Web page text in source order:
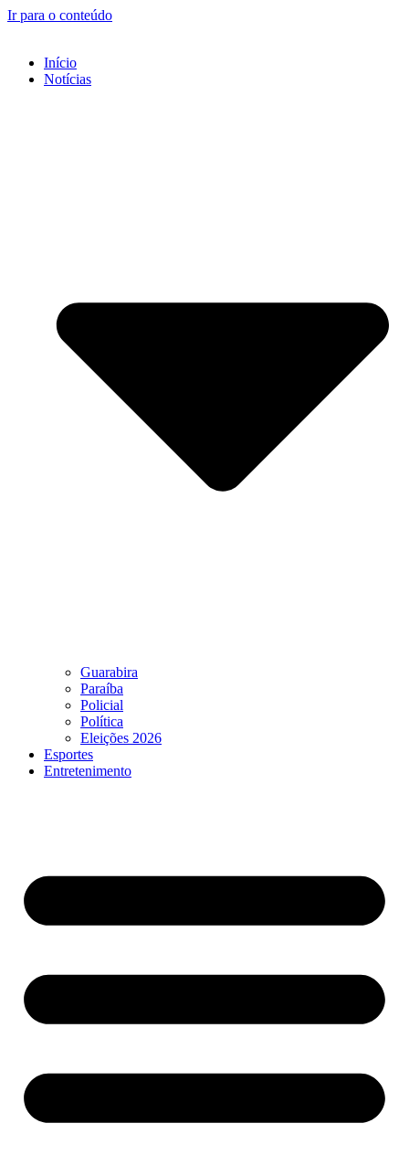
Ir para o conteúdo
Início
Notícias
Guarabira
Paraíba
Policial
Política
Eleições 2026
Esportes
Entretenimento